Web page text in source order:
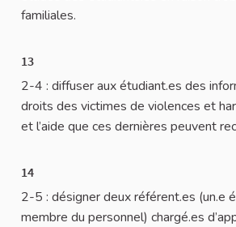
familiales.
13
2-4 : diffuser aux étudiant.es des
droits des victimes de violences et
et l’aide que ces dernières peuvent
14
2-5 : désigner deux référent.es (un.e
membre du personnel) chargé.es